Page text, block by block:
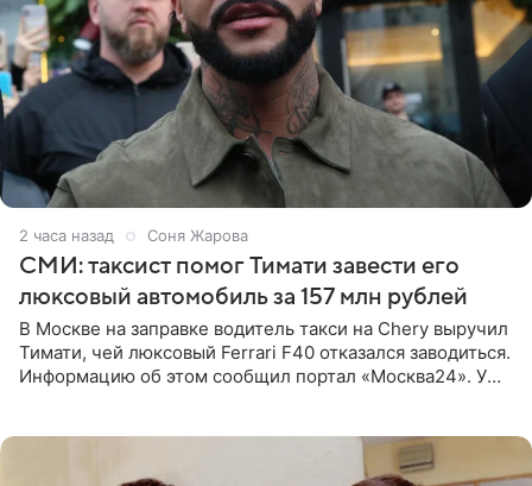
2 часа назад Соня Жарова
СМИ: таксист помог Тимати завести его
люксовый автомобиль за 157 млн рублей
В Москве на заправке водитель такси на Chery выручил
Тимати, чей люксовый Ferrari F40 отказался заводиться.
Информацию об этом сообщил портал «Москва24». У